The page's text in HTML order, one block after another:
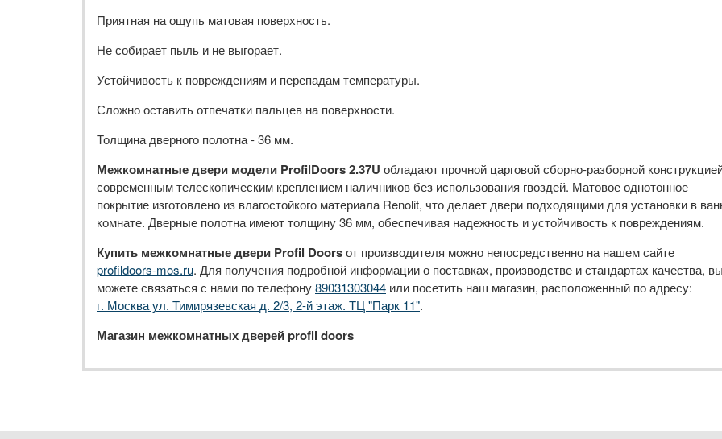
Приятная на ощупь матовая поверхность.
Не собирает пыль и не выгорает.
Устойчивость к повреждениям и перепадам температуры.
Сложно оставить отпечатки пальцев на поверхности.
Толщина дверного полотна - 36 мм.
Межкомнатные двери модели ProfilDoors 2.37U обладают прочной царговой сборно-разборной
современным телескопическим креплением наличников без использования гвоздей. Матовое однотонное
покрытие изготовлено из влагостойкого материала Renolit, что делает двери подходящими для установки в
комнате. Дверные полотна имеют толщину 36 мм, обеспечивая надежность и устойчивость к повреждениям.
Купить межкомнатные двери Profil Doorsот производителя можно непосредственно на нашем сайте
profildoors-mos.ru. Для получения подробной информации о поставках, производстве и стандартах качества, вы
можете связаться с нами по телефону89031303044 или посетить наш магазин, расположенный по адресу:
г. Москва ул. Тимирязевская д. 2/3, 2-й этаж. ТЦ "Парк 11".
Магазин межкомнатных дверей profil doors